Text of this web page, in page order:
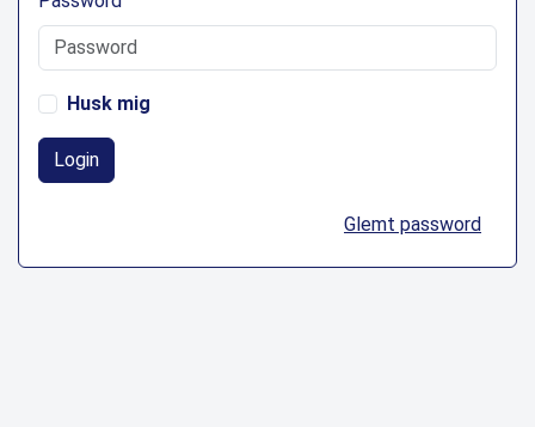
Husk mig
Login
Glemt password